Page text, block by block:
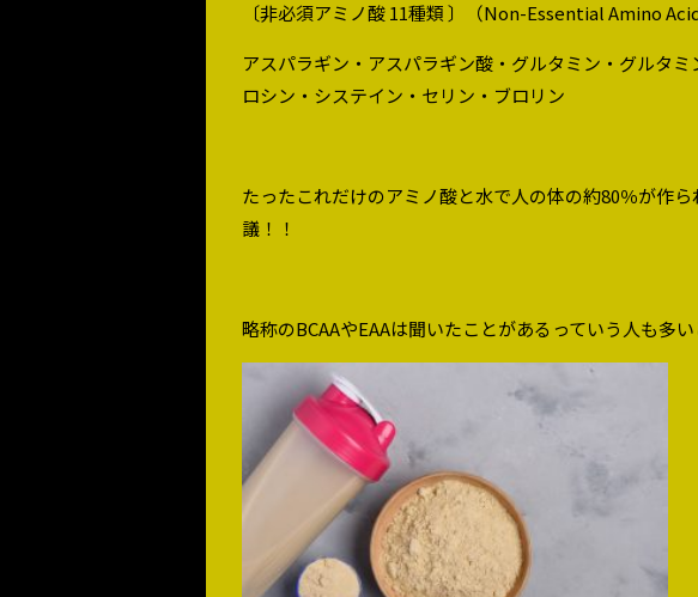
〔非必須アミノ酸 11種類 〕（Non-Essential Amino
アスパラギン・アスパラギン酸・グルタミン・グルタ
ロシン・システイン・セリン・ブロリン
たったこれだけのアミノ酸と水で人の体の約80％が作
議！！
略称のBCAAやEAAは聞いたことがあるっていう人も多い